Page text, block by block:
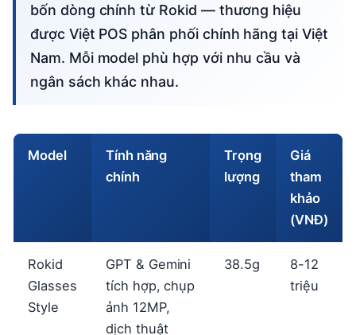
bốn dòng chính từ Rokid — thương hiệu
được Việt POS phân phối chính hãng tại Việt
Nam. Mỗi model phù hợp với nhu cầu và
ngân sách khác nhau.
Model
Tính năng
chính
Trọng
lượng
Giá
tham
khảo
(VNĐ)
Rokid
Glasses
Style
GPT & Gemini
tích hợp, chụp
ảnh 12MP,
dịch thuật
38.5g
8-12
triệu